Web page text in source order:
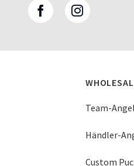
Team-
Händler-
Custom